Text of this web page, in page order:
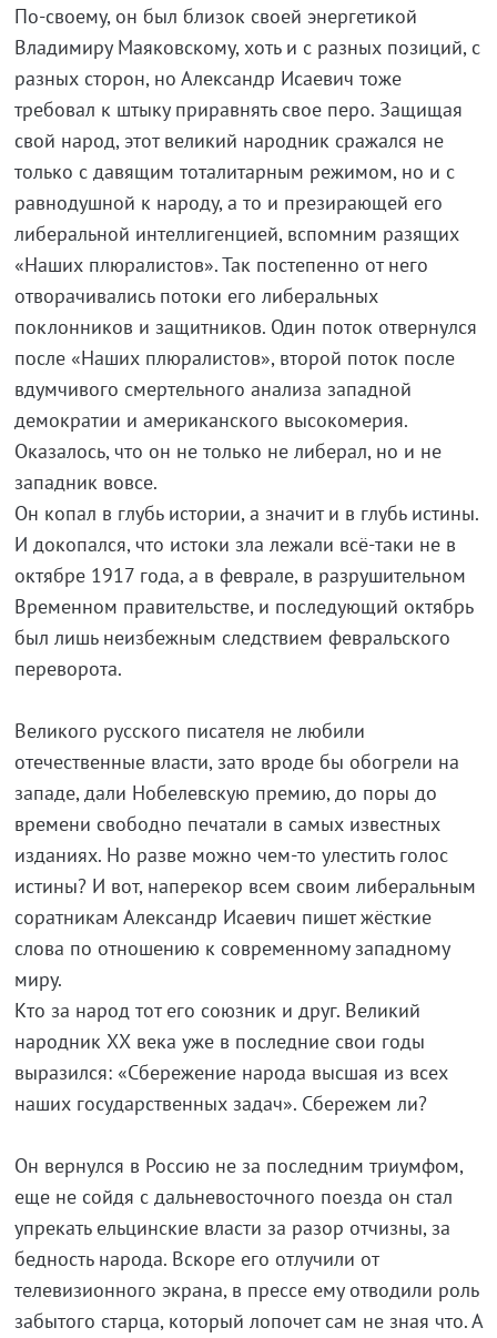
По-своему, он был близок своей энергетикой
Владимиру Маяковскому, хоть и с разных позиций, с
разных сторон, но Александр Исаевич тоже
требовал к штыку приравнять свое перо. Защищая
свой народ, этот великий народник сражался не
только с давящим тоталитарным режимом, но и с
равнодушной к народу, а то и презирающей его
либеральной интеллигенцией, вспомним разящих
«Наших плюралистов». Так постепенно от него
отворачивались потоки его либеральных
поклонников и защитников. Один поток отвернулся
после «Наших плюралистов», второй поток после
вдумчивого смертельного анализа западной
демократии и американского высокомерия.
Оказалось, что он не только не либерал, но и не
западник вовсе.
Он копал в глубь истории, а значит и в глубь истины.
И докопался, что истоки зла лежали всё-таки не в
октябре 1917 года, а в феврале, в разрушительном
Временном правительстве, и последующий октябрь
был лишь неизбежным следствием февральского
переворота.
Великого русского писателя не любили
отечественные власти, зато вроде бы обогрели на
западе, дали Нобелевскую премию, до поры до
времени свободно печатали в самых известных
изданиях. Но разве можно чем-то улестить голос
истины? И вот, наперекор всем своим либеральным
соратникам Александр Исаевич пишет жёсткие
слова по отношению к современному западному
миру.
Кто за народ тот его союзник и друг. Великий
народник ХХ века уже в последние свои годы
выразился: «Сбережение народа высшая из всех
наших государственных задач». Сбережем ли?
Он вернулся в Россию не за последним триумфом,
еще не сойдя с дальневосточного поезда он стал
упрекать ельцинские власти за разор отчизны, за
бедность народа. Вскоре его отлучили от
телевизионного экрана, в прессе ему отводили роль
забытого старца, который лопочет сам не зная что. А